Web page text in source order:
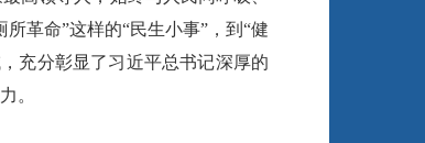
革命”这样的“民生小事”，到“健
充分彰显了习近平总书记深厚的
。